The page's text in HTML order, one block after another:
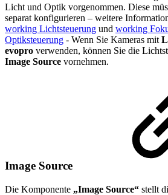
Licht und Optik vorgenommen. Diese
separat konfigurieren – weitere
working Lichtsteuerung und working
Optiksteuerung - Wenn Sie Kameras mit
evopro verwenden, können Sie die
Image Source vornehmen.
Image Source
Die Komponente „Image Source“ stellt